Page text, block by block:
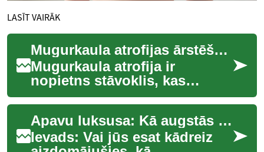
LASĪT VAIRĀK
Mugurkaula atrofijas ārstēšana
Mugurkaula atrofija ir
nopietns stāvoklis, kas
ietekmē nervu šūnas muguras
smadzenēs, izraisot muskuļu
vājumu un atro...
Apavu luksusa: Kā augstās papēža kurpes iekaroja modes pasauli
Ievads: Vai jūs esat kādreiz